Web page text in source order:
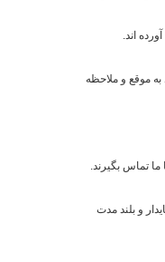
اند.
موقع و ملاحظه
ما تماس بگیرند.
و بلند مدت